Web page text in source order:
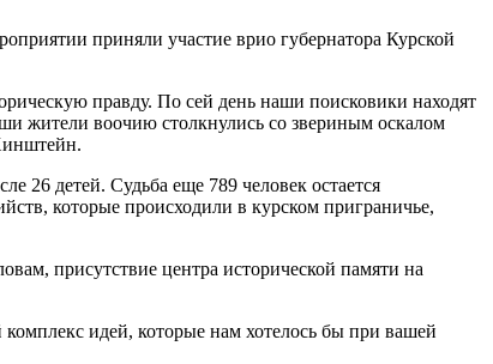
приняли участие врио губернатора Курской
правду. По сей день наши поисковики находят
жители воочию столкнулись со звериным оскалом
26 детей. Судьба еще 789 человек остается
которые происходили в курском приграничье,
присутствие центра исторической памяти на
идей, которые нам хотелось бы при вашей